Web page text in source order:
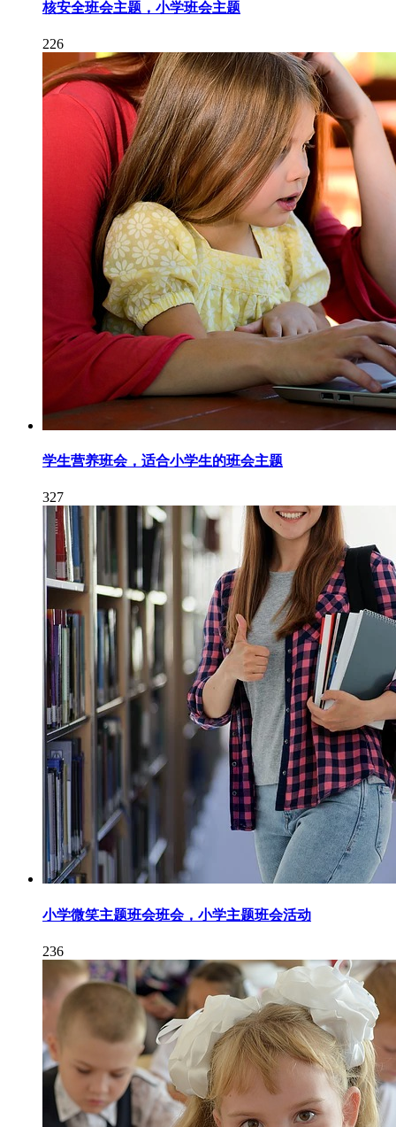
核安全班会主题，小学班会主题
226
学生营养班会，适合小学生的班会主题
327
小学微笑主题班会班会，小学主题班会活动
236